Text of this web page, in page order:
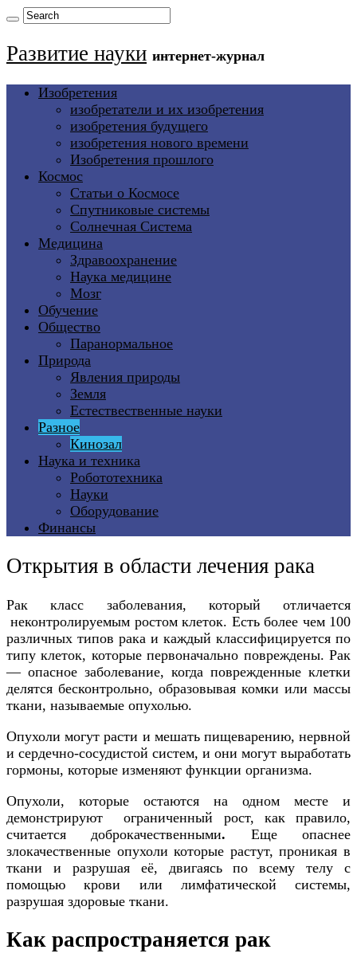
Развитие науки интернет-журнал
Изобретения
изобретатели и их изобретения
изобретения будущего
изобретения нового времени
Изобретения прошлого
Космос
Статьи о Космосе
Спутниковые системы
Солнечная Система
Медицина
Здравоохранение
Наука медицине
Мозг
Обучение
Общество
Паранормальное
Природа
Явления природы
Земля
Естествественные науки
Разное
Кинозал
Наука и техника
Робототехника
Науки
Оборудование
Финансы
Открытия в области лечения рака
Рак класс заболевания, который отличается
неконтролируемым ростом клеток. Есть более чем 100
различных типов рака и каждый классифицируется по
типу клеток, которые первоначально повреждены. Рак
— опасное заболевание, когда поврежденные клетки
делятся бесконтрольно, образовывая комки или массы
ткани, называемые опухолью.
Опухоли могут расти и мешать пищеварению, нервной
и сердечно-сосудистой систем, и они могут выработать
гормоны, которые изменяют функции организма.
Опухоли, которые остаются на одном месте и
демонстрируют ограниченный рост, как правило,
считается доброкачественными. Еще опаснее
злокачественные опухоли которые растут, проникая в
ткани и разрушая её, двигаясь по всему телу с
помощью крови или лимфатической системы,
разрушая здоровые ткани.
Как распространяется рак